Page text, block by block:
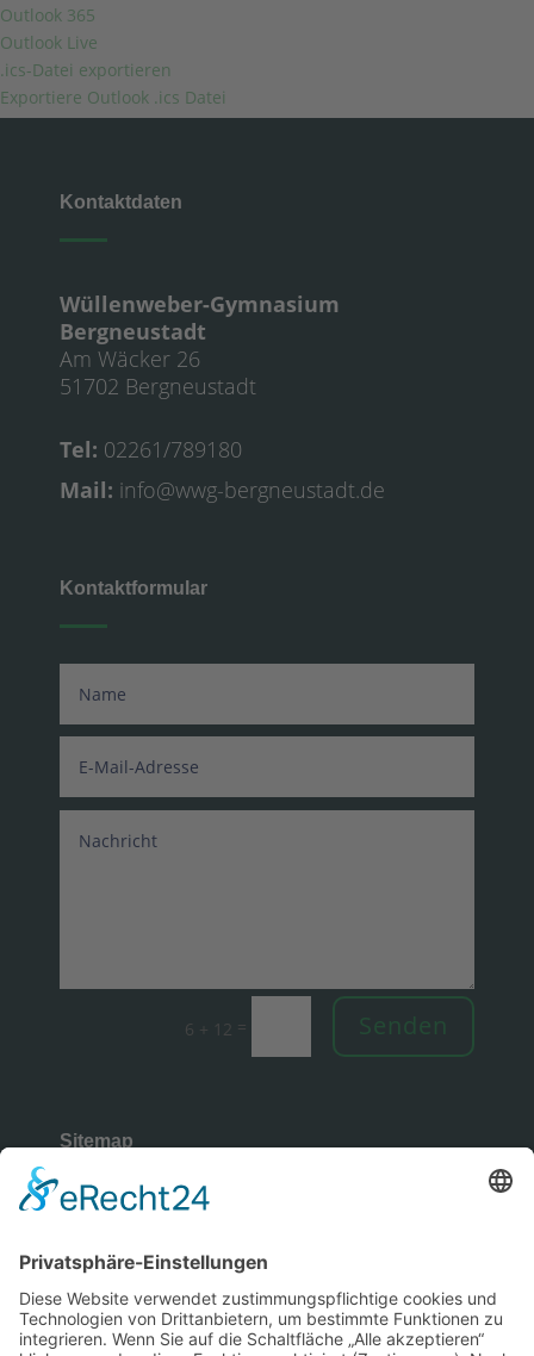
Outlook 365
Outlook Live
.ics-Datei exportieren
Exportiere Outlook .ics Datei
Kontaktdaten
Wüllenweber-Gymnasium
Bergneustadt
Am Wäcker 26
51702 Bergneustadt
Tel: 02261/789180
Mail: info@wwg-bergneustadt.de
Kontaktformular
6 + 12 = Senden
Sitemap
Rechtliches